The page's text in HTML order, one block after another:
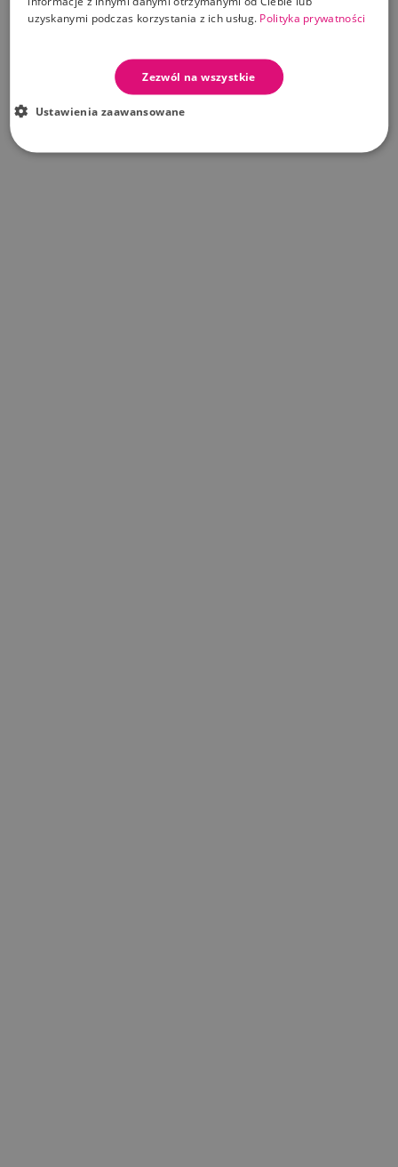
uzyskanymi podczas korzystania z ich usług. Polityka prywatności
Zezwól na wszystkie
Ustawienia zaawansowane